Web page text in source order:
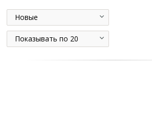
Новые
Показывать по 20